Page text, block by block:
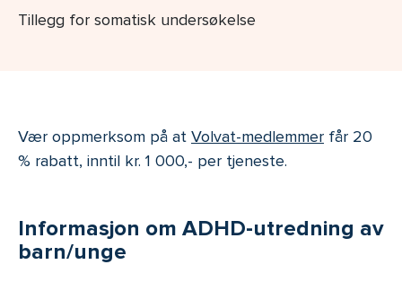
Tillegg for somatisk undersøkelse
Vær oppmerksom på at Volvat-medlemmer får 20
% rabatt, inntil kr. 1 000,- per tjeneste.
Informasjon om ADHD-utredning av
barn/unge